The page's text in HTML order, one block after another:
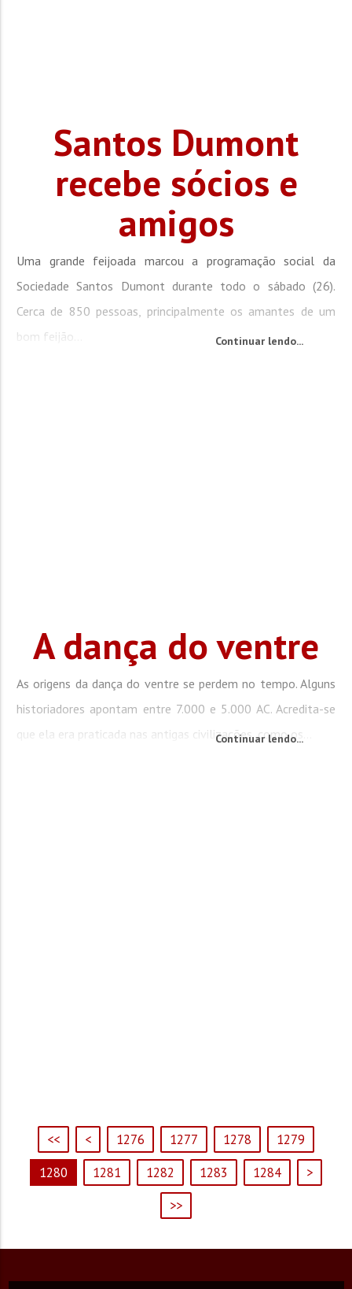
Santos Dumont
recebe sócios e
amigos
Uma grande feijoada marcou a programação social da
Sociedade Santos Dumont durante todo o sábado (26).
Cerca de 850 pessoas, principalmente os amantes de um
bom feijão...
Continuar lendo...
A dança do ventre
As origens da dança do ventre se perdem no tempo. Alguns
historiadores apontam entre 7.000 e 5.000 AC. Acredita-se
que ela era praticada nas antigas civilizações, como os...
Continuar lendo...
<< < 1276 1277 1278
1279
1280
1281 1282 1283 1284
>
>>